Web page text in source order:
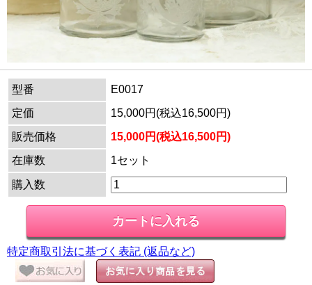
型番
E0017
定価
15,000円(税込16,500円)
販売価格
15,000円(税込16,500円)
在庫数
1セット
購入数
特定商取引法に基づく表記 (返品など)